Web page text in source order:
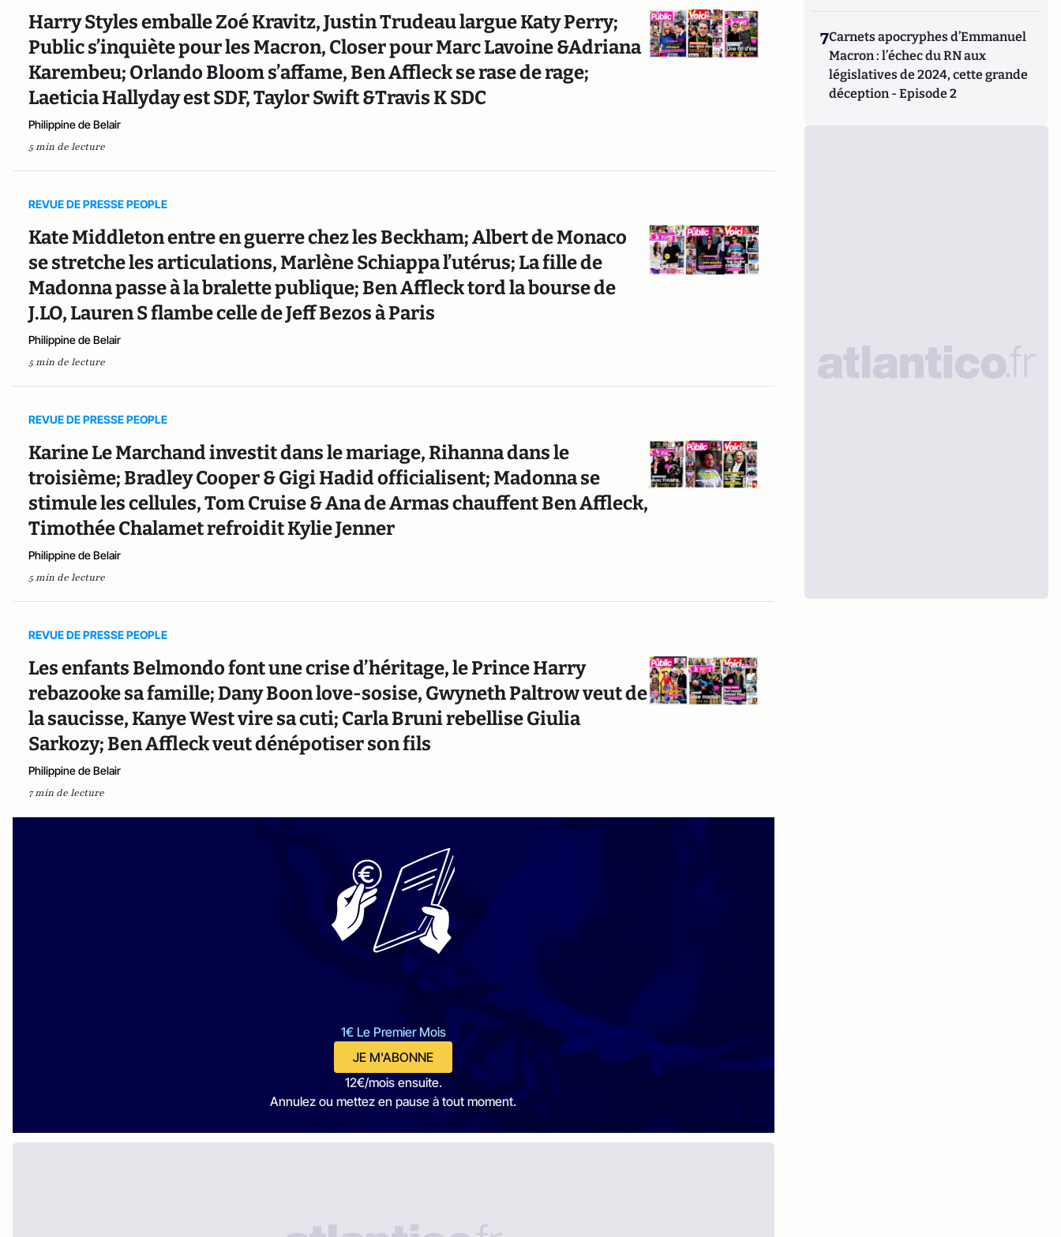
Harry Styles emballe Zoé Kravitz, Justin Trudeau largue Katy Perry;
Public s’inquiète pour les Macron, Closer pour Marc Lavoine &Adriana
Karembeu; Orlando Bloom s’affame, Ben Affleck se rase de rage;
Laeticia Hallyday est SDF, Taylor Swift &Travis K SDC
Philippine de Belair
5 min de lecture
REVUE DE PRESSE PEOPLE
Kate Middleton entre en guerre chez les Beckham; Albert de Monaco
se stretche les articulations, Marlène Schiappa l’utérus; La fille de
Madonna passe à la bralette publique; Ben Affleck tord la bourse de
J.LO, Lauren S flambe celle de Jeff Bezos à Paris
Philippine de Belair
5 min de lecture
REVUE DE PRESSE PEOPLE
Karine Le Marchand investit dans le mariage, Rihanna dans le
troisième; Bradley Cooper & Gigi Hadid officialisent; Madonna se
stimule les cellules, Tom Cruise & Ana de Armas chauffent Ben Affleck,
Timothée Chalamet refroidit Kylie Jenner
Philippine de Belair
5 min de lecture
REVUE DE PRESSE PEOPLE
Les enfants Belmondo font une crise d’héritage, le Prince Harry
rebazooke sa famille; Dany Boon love-sosise, Gwyneth Paltrow veut de
la saucisse, Kanye West vire sa cuti; Carla Bruni rebellise Giulia
Sarkozy; Ben Affleck veut dénépotiser son fils
Philippine de Belair
7 min de lecture
1€ Le Premier Mois
JE M'ABONNE
12€/mois ensuite.
Annulez ou mettez en pause à tout moment.
7Carnets apocryphes d’Emmanuel
Macron : l’échec du RN aux
législatives de 2024, cette grande
déception - Episode 2